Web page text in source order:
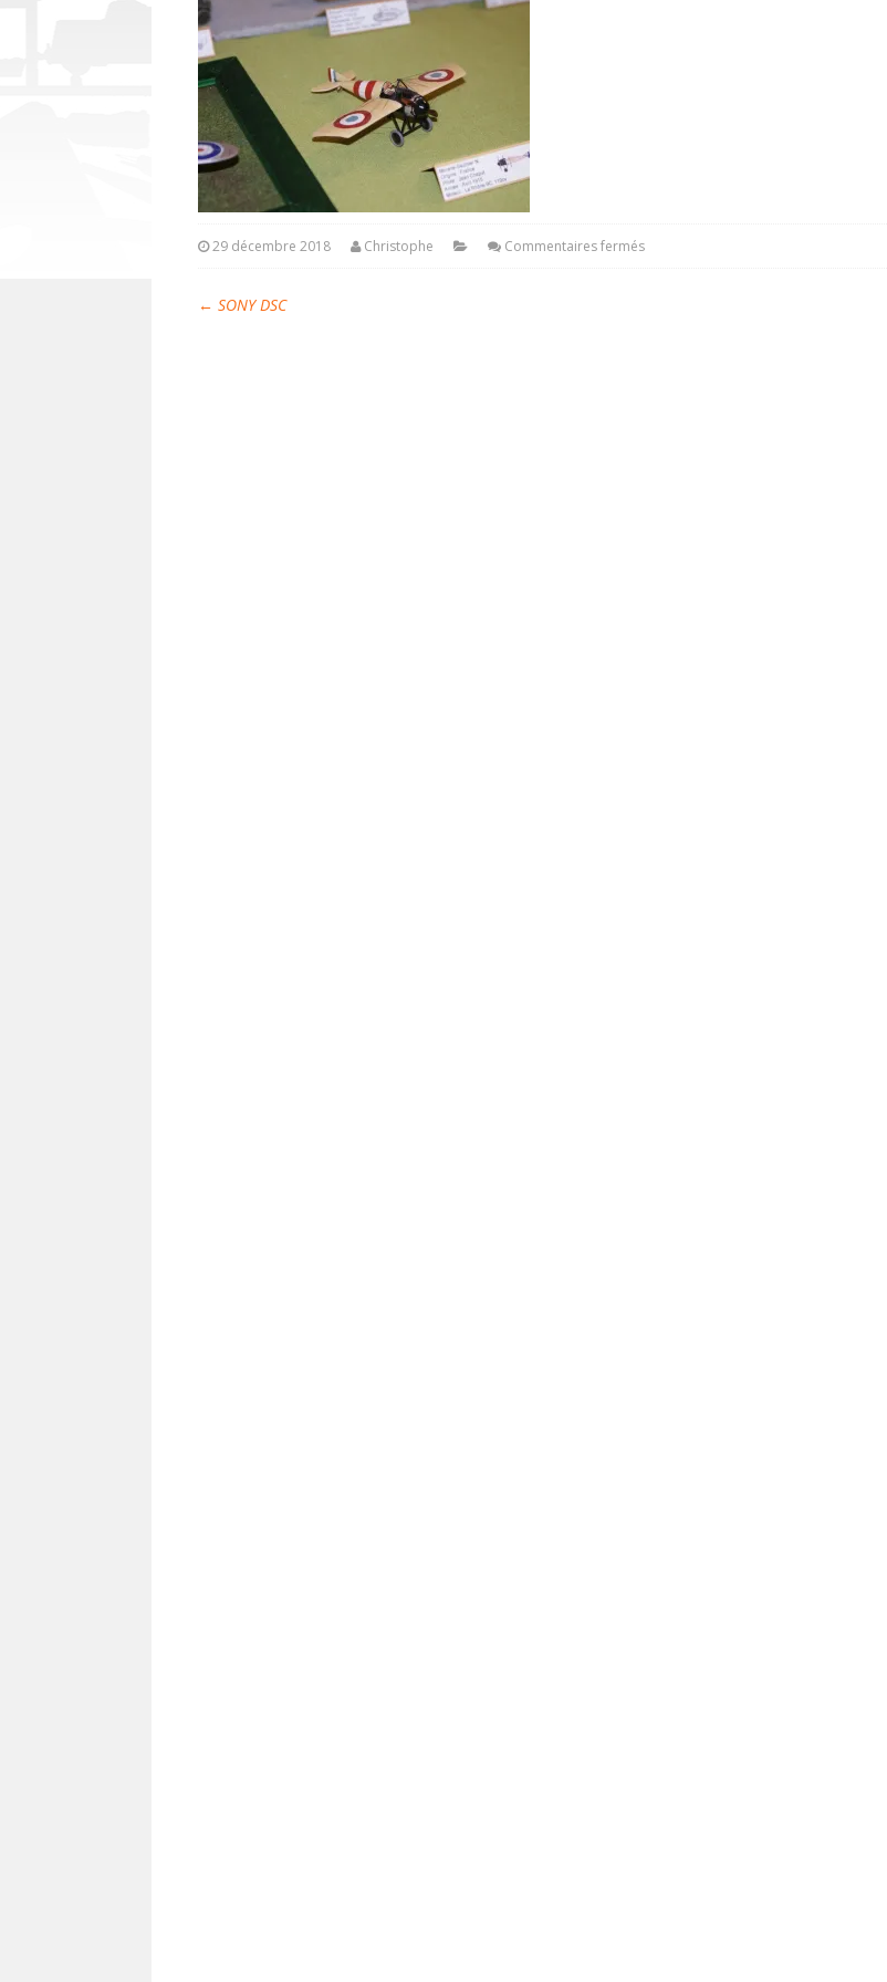
29 décembre 2018 Christophe Commentaires fermés
← SONY DSC